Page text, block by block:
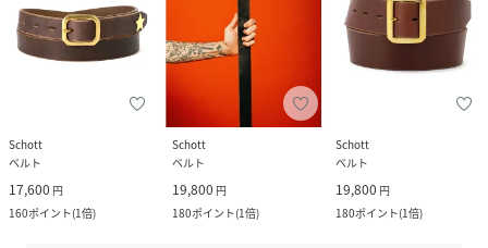
Schott
ベルト
17,600 円
160ポイント(1倍)
Schott
ベルト
19,800 円
180ポイント(1倍)
Schott
ベルト
19,800 円
180ポイント(1倍)